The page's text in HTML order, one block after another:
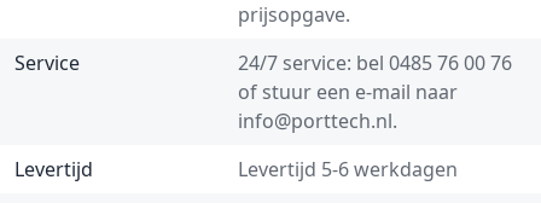
prijsopgave.
Service
24/7 service: bel 0485 76 00 76
of stuur een e-mail naar
info@porttech.nl.
Levertijd
Levertijd 5-6 werkdagen